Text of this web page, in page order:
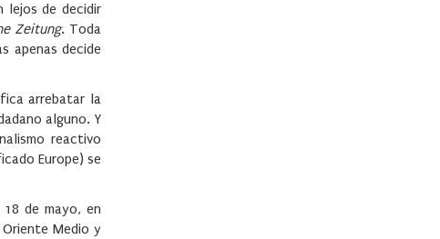
lejos de decidir
Zeitung. Toda
apenas decide
arrebatar la
alguno. Y
reactivo
Europe) se
de mayo, en
Medio y